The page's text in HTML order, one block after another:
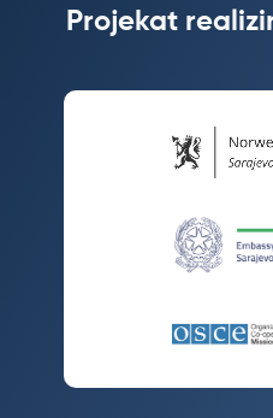
Projekat